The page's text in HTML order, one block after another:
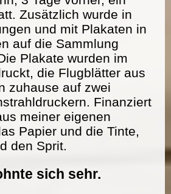
Zusätzlich wurde in
und mit Plakaten in
auf die Sammlung
Plakate wurden im
die Flugblätter aus
zuhause auf zwei
Finanziert
meiner eigenen
Papier und die Tinte,
den Sprit.
sich sehr.